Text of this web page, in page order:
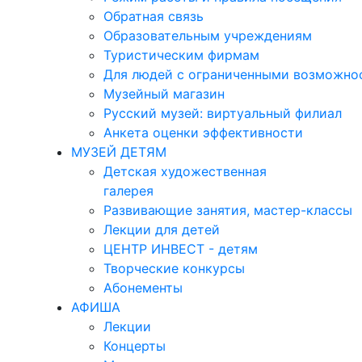
Обратная связь
Образовательным учреждениям
Туристическим фирмам
Для людей с ограниченными
Музейный магазин
Русский музей: виртуальный филиал
Анкета оценки эффективности
МУЗЕЙ ДЕТЯМ
Детская художественная
галерея
Развивающие занятия, мастер-классы
Лекции для детей
ЦЕНТР ИНВЕСТ - детям
Творческие конкурсы
Абонементы
АФИША
Лекции
Концерты